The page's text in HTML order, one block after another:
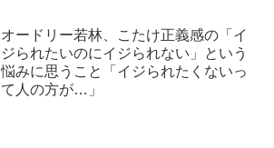
オードリー若林、こたけ正義感の「イ
ジられたいのにイジられない」という
悩みに思うこと「イジられたくないっ
て人の方が…」